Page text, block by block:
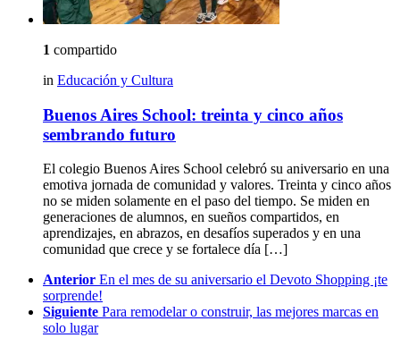
1 compartido
in Educación y Cultura
Buenos Aires School: treinta y cinco años
sembrando futuro
El colegio Buenos Aires School celebró su aniversario en una
emotiva jornada de comunidad y valores. Treinta y cinco años
no se miden solamente en el paso del tiempo. Se miden en
generaciones de alumnos, en sueños compartidos, en
aprendizajes, en abrazos, en desafíos superados y en una
comunidad que crece y se fortalece día […]
Anterior En el mes de su aniversario el Devoto Shopping ¡te
sorprende!
Siguiente Para remodelar o construir, las mejores marcas en
solo lugar